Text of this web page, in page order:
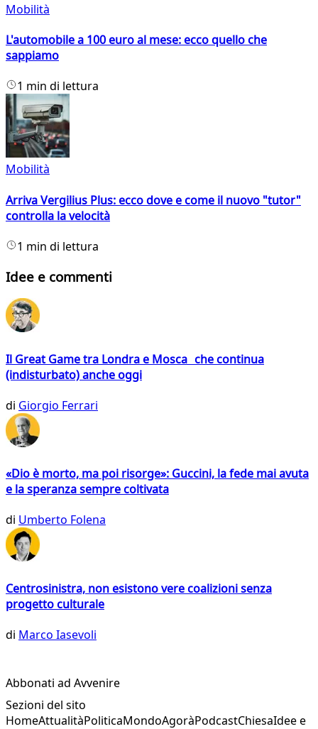
Mobilità
L'automobile a 100 euro al mese: ecco quello che
sappiamo
1 min di lettura
Mobilità
Arriva Vergilius Plus: ecco dove e come il nuovo "tutor"
controlla la velocità
1 min di lettura
Idee e commenti
Il Great Game tra Londra e Mosca che continua
(indisturbato) anche oggi
di Giorgio Ferrari
«Dio è morto, ma poi risorge»: Guccini, la fede mai avuta
e la speranza sempre coltivata
di Umberto Folena
Centrosinistra, non esistono vere coalizioni senza
progetto culturale
di Marco Iasevoli
Abbonati ad Avvenire
Sezioni del sito
HomeAttualitàPoliticaMondoAgoràPodcastChiesaIdee e